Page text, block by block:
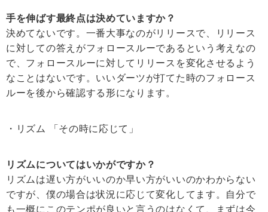
手を伸ばす最終点は決めていますか？
決めてないです。一番大事なのがリリースで、リリース
に対しての答えがフォロースルーであるという考えなの
で、フォロースルーに対してリリースを変化させるよう
なことはないです。いいダーツが打てた時のフォロース
ルーを後から確認する形になります。
・リズム 「その時に応じて」
リズムについてはいかがですか？
リズムは遅い方がいいのか早い方がいいのかわからない
ですが、僕の場合は状況に応じて変化してます。自分で
も一概にこのテンポが良いと言うのはなくて、まずは今